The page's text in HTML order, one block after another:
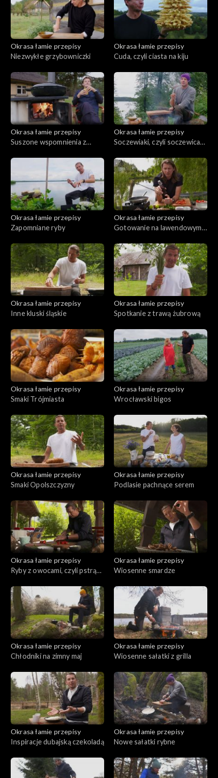
Okrasa łamie przepisy
Niezwykłe grzybowniczki
Okrasa łamie przepisy
Cuda, czyli ciasta na kiju
Okrasa łamie przepisy
Suszone wspomnienia z
Okrasa łamie przepisy
Soczewiaki, czyli soczewica
Okrasa łamie przepisy
Zapomniane ryby
Okrasa łamie przepisy
Gotowanie na lawendowym
Okrasa łamie przepisy
Inne kluski śląskie
Okrasa łamie przepisy
Spotkanie z trawą żubrową
Okrasa łamie przepisy
Smaki Trójmiasta
Okrasa łamie przepisy
Wrocławski bigos
Okrasa łamie przepisy
Smaki Opolszczyzny
Okrasa łamie przepisy
Podlasie pachnące serem
Okrasa łamie przepisy
Ryby z owocami, czyli pstrąg
Okrasa łamie przepisy
Wiosenne smardze
Okrasa łamie przepisy
Chłodniki na zimny maj
Okrasa łamie przepisy
Wiosenne sałatki z grilla
Okrasa łamie przepisy
Inspiracje dubajską czekoladą
Okrasa łamie przepisy
Nowe sałatki rybne